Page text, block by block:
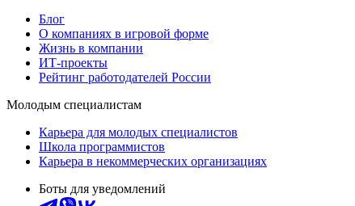
Блог
О компаниях в игровой форме
Жизнь в компании
ИТ-проекты
Рейтинг работодателей России
Молодым специалистам
Карьера для молодых специалистов
Школа программистов
Карьера в некоммерческих организациях
Боты для уведомлений